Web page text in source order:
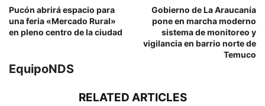
Pucón abrirá espacio para
una feria «Mercado Rural»
en pleno centro de la ciudad
Gobierno de La Araucanía
pone en marcha moderno
sistema de monitoreo y
vigilancia en barrio norte de
Temuco
EquipoNDS
RELATED ARTICLES